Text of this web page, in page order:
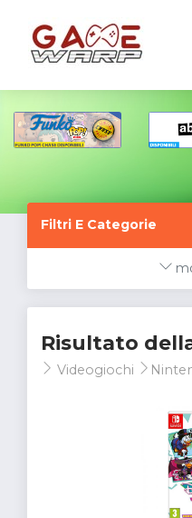
Filtri E Categorie
Risultato
Videogiochi